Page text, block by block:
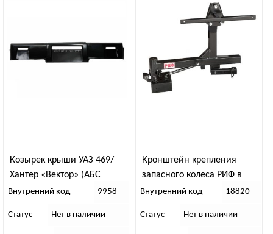
Козырек крыши УАЗ 469/
Хантер «Вектор» (АБС
пластик)
Внутренний код 9958
Статус Нет в наличии
Кронштейн крепления
запасного колеса РИФ в
штатный бампер УАЗ Хантер
Внутренний код 18820
Статус Нет в наличии